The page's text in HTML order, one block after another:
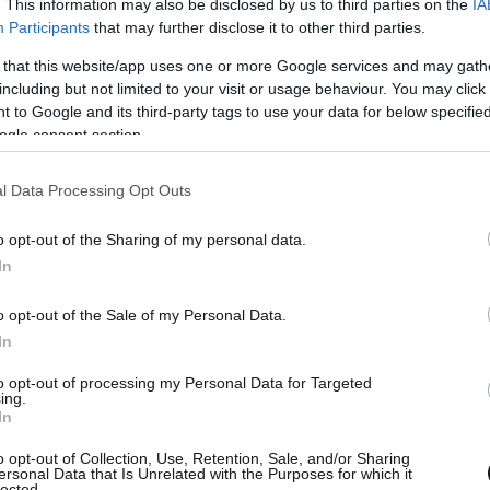
This information may also be disclosed by us to third parties on the
Participants that may further disclose it to other third parties.
that this website/app uses one or more Google services and may
but not limited to your visit or usage behaviour. You may
to Google and its third-party tags to use your data for below
consent section.
Data Processing Opt Outs
opt-out of the Sharing of my personal data.
opt-out of the Sale of my Personal Data.
opt-out of processing my Personal Data for Targeted
opt-out of Collection, Use, Retention, Sale, and/or Sharing
Data that Is Unrelated with the Purposes for which it
συνέβη ο λεγόμενος
δίπλα στην Αθήνα
1944. Ήταν όταν το Νορβηγικό πλοίο
από τους Γερμανούς κατακτητές των
να μεταφερθούν από το νησί της Ρόδου στον
το πλοίο με τους Ιταλούς αιχμαλώτους δεν
λόγω διαφόρων παραγόντων. Ήταν ένας
συνθηκών και της επίθεσης των Βρετανικών
κατασκευαστικών προβλημάτων που είχε το
να γίνει ένα από τα πιο πολύνεκρα